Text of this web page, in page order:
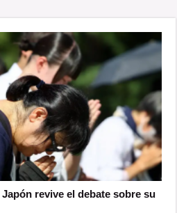
revive el debate sobre su